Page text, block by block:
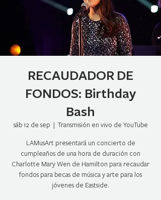
RECAUDADOR DE
FONDOS: Birthday
Bash
sáb 12 de sep
  |
Transmisión en vivo de YouTube
LAMusArt presentará un concierto de
cumpleaños de una hora de duración con
Charlotte Mary Wen de Hamilton para recaudar
fondos para becas de música y arte para los
jóvenes de Eastside.